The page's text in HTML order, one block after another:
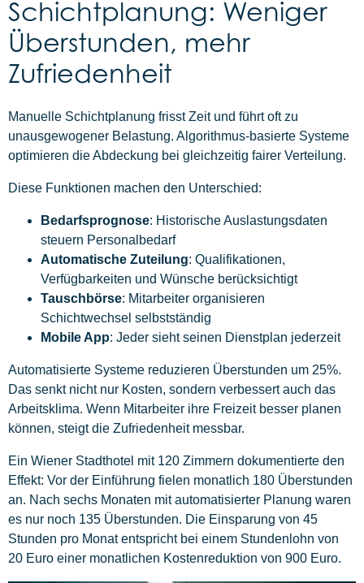
Schichtplanung: Weniger
Überstunden, mehr
Zufriedenheit
Manuelle Schichtplanung frisst Zeit und führt oft zu
unausgewogener Belastung. Algorithmus-basierte Systeme
optimieren die Abdeckung bei gleichzeitig fairer Verteilung.
Diese Funktionen machen den Unterschied:
Bedarfsprognose: Historische Auslastungsdaten
steuern Personalbedarf
Automatische Zuteilung: Qualifikationen,
Verfügbarkeiten und Wünsche berücksichtigt
Tauschbörse: Mitarbeiter organisieren
Schichtwechsel selbstständig
Mobile App: Jeder sieht seinen Dienstplan jederzeit
Automatisierte Systeme reduzieren Überstunden um 25%.
Das senkt nicht nur Kosten, sondern verbessert auch das
Arbeitsklima. Wenn Mitarbeiter ihre Freizeit besser planen
können, steigt die Zufriedenheit messbar.
Ein Wiener Stadthotel mit 120 Zimmern dokumentierte den
Effekt: Vor der Einführung fielen monatlich 180 Überstunden
an. Nach sechs Monaten mit automatisierter Planung waren
es nur noch 135 Überstunden. Die Einsparung von 45
Stunden pro Monat entspricht bei einem Stundenlohn von
20 Euro einer monatlichen Kostenreduktion von 900 Euro.